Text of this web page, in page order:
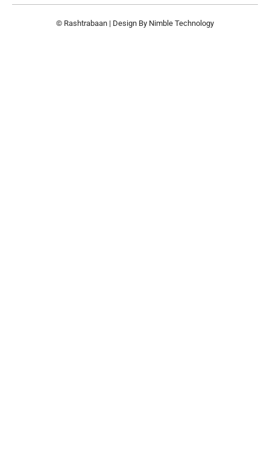
© Rashtrabaan | Design By Nimble Technology